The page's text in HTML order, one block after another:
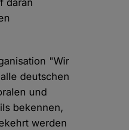
daran
"Wir
deutschen
und
bekennen,
werden